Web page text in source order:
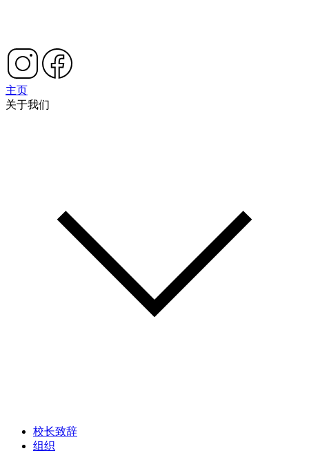
主页
关于我们
校长致辞
组织